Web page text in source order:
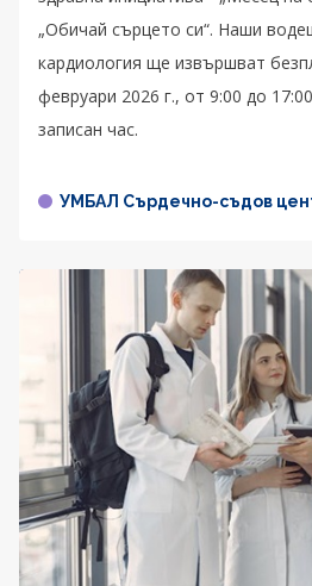
„Обичай сърцето си“. Наши
кардиология ще извършват
февруари 2026 г., от 9:00 до
записан час.
УМБАЛ Сърдечно-съдов